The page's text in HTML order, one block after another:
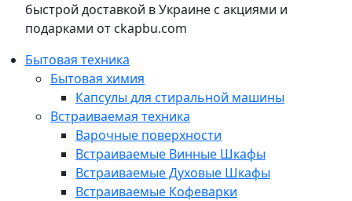
быстрой доставкой в Украине с акциями и
подарками от ckapbu.com
Бытовая техника
Бытовая химия
Капсулы для стиральной машины
Встраиваемая техника
Варочные поверхности
Встраиваемые Винные Шкафы
Встраиваемые Духовые Шкафы
Встраиваемые Кофеварки